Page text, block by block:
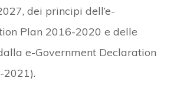
dei principi dell’e-
Plan 2016-2020 e delle
e-Government Declaration